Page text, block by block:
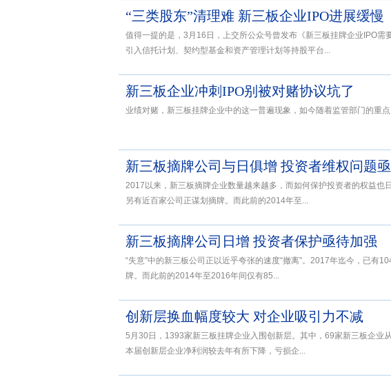
“三类股东”清理难 新三板企业IPO进展缓慢
值得一提的是，3月16日，上交所公众号曾发布《新三板挂牌企业IPO
引入信托计划、契约型基金和资产管理计划等持股平台...
新三板企业冲刺IPO别被对赌协议坑了
业绩对赌，新三板挂牌企业中的这一普遍现象，如今随着监管部门的重
新三板摘牌公司与日俱增 投资者维权问题
2017以来，新三板摘牌企业数量越来越多，而如何保护投资者的权益也
另有近百家公司正谋划摘牌。而此前的2014年至...
新三板摘牌公司日增 投资者保护亟待加强
“失意”中的新三板公司正以近乎夸张的速度“撤离”。2017年迄今，已有
牌。而此前的2014年至2016年间仅有85...
创新层换血幅度较大 对企业吸引力不减
5月30日，1393家新三板挂牌企业入围创新层。其中，69家新三板企业
本届创新层企业净利润较去年有所下降，亏损企...